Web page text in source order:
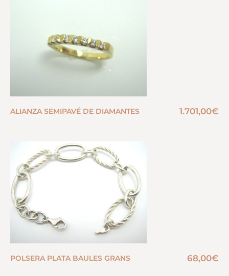
ALIANZA SEMIPAVÉ DE DIAMANTES 1.701,00€
POLSERA PLATA BAULES GRANS 68,00€